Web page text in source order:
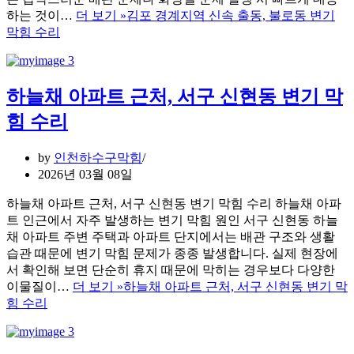
하는 것이… 더 보기 »김포 경계지역 신속 출동, 불로동 변기
막힘 수리
하늘채 아파트 근처, 서구 신현동 변기 막
힘 수리
by 인천하수구막힘
2026년 03월 08일
하늘채 아파트 근처, 서구 신현동 변기 막힘 수리 하늘채 아파
트 인근에서 자주 발생하는 변기 막힘 원인 서구 신현동 하늘
채 아파트 주변 주택과 아파트 단지에서는 배관 구조와 생활
습관 때문에 변기 막힘 문제가 종종 발생합니다. 실제 현장에
서 확인해 보면 단순히 휴지 때문에 막히는 경우보다 다양한
이물질이… 더 보기 »하늘채 아파트 근처, 서구 신현동 변기 막
힘 수리